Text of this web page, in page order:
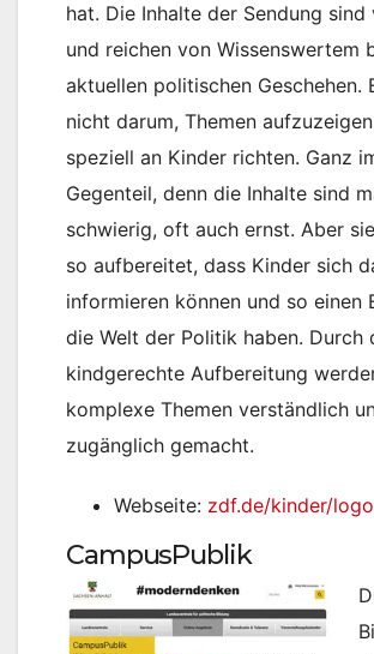
hat. Die Inhalte der Sendung
und reichen von Wissenswertem
aktuellen politischen Geschehen.
nicht darum, Themen
speziell an Kinder richten. Ganz
Gegenteil, denn die Inhalte sind
schwierig, oft auch ernst. Aber
so aufbereitet, dass Kinder sich
informieren können und so einen
die Welt der Politik haben. Durch
kindgerechte Aufbereitung
komplexe Themen verständlich
zugänglich gemacht.
Webseite: zdf.de/kinder/logo
CampusPublik